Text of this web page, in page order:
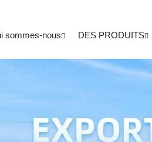
sommes-nous DES PRODUITS